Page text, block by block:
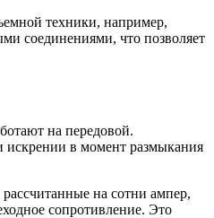
техники, например,
соединениями, что позволяет
на передовой.
искрении в момент размыкания
на сотни ампер,
сопротивление. Это